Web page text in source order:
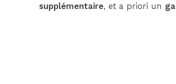
supplémentaire, et a priori un